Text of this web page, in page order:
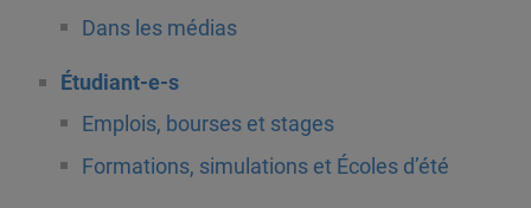
Dans les médias
Étudiant-e-s
Emplois, bourses et stages
Formations, simulations et Écoles d’été